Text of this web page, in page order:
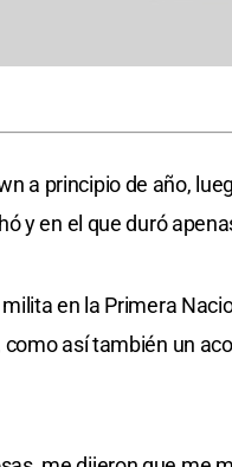
a principio de año,
y en el que duró
en la Primera
así también un